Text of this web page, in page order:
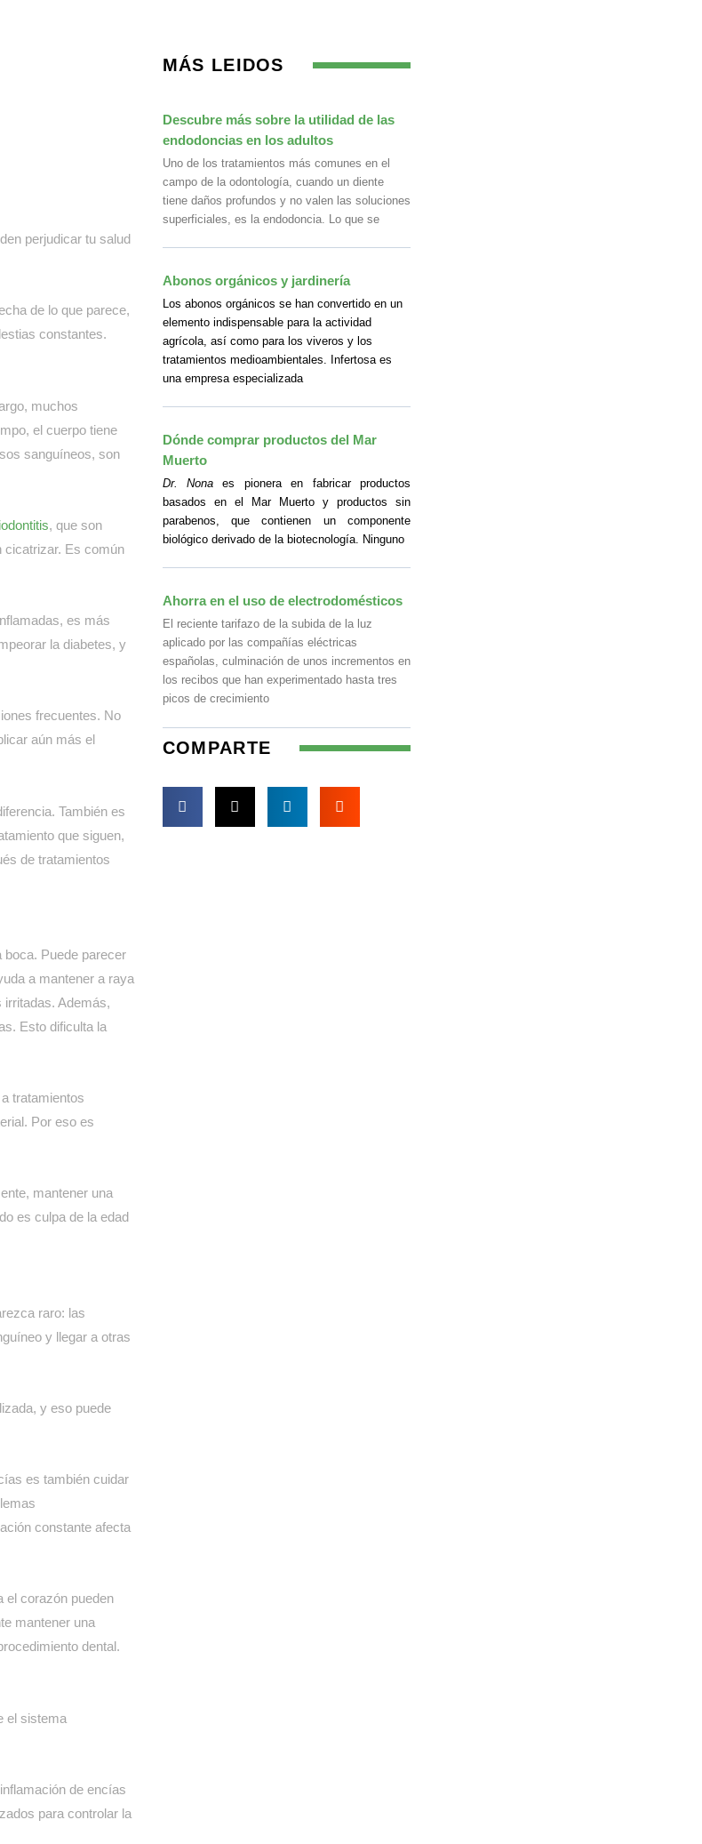
perjudicar tu salud
de lo que parece,
constantes.
muchos
el cuerpo tiene
sanguíneos, son
, que son
cicatrizar. Es común
es más
la diabetes, y
frecuentes. No
aún más el
También es
que siguen,
de tratamientos
boca. Puede parecer
a mantener a raya
Además,
Esto dificulta la
tratamientos
Por eso es
mantener una
es culpa de la edad
raro: las
y llegar a otras
y eso puede
es también cuidar
constante afecta
el corazón pueden
mantener una
dental.
el sistema
de encías
para controlar la
MÁS LEIDOS
Descubre más sobre la utilidad de las
endodoncias en los adultos
Uno de los tratamientos más comunes en el
campo de la odontología, cuando un diente
tiene daños profundos y no valen las soluciones
superficiales, es la endodoncia. Lo que se
Abonos orgánicos y jardinería
Los abonos orgánicos se han convertido en un
elemento indispensable para la actividad
agrícola, así como para los viveros y los
tratamientos medioambientales. Infertosa es
una empresa especializada
Dónde comprar productos del Mar
Muerto
Dr. Nona es pionera en fabricar productos
basados en el Mar Muerto y productos sin
parabenos, que contienen un componente
biológico derivado de la biotecnología. Ninguno
Ahorra en el uso de electrodomésticos
El reciente tarifazo de la subida de la luz
aplicado por las compañías eléctricas
españolas, culminación de unos incrementos en
los recibos que han experimentado hasta tres
picos de crecimiento
COMPARTE